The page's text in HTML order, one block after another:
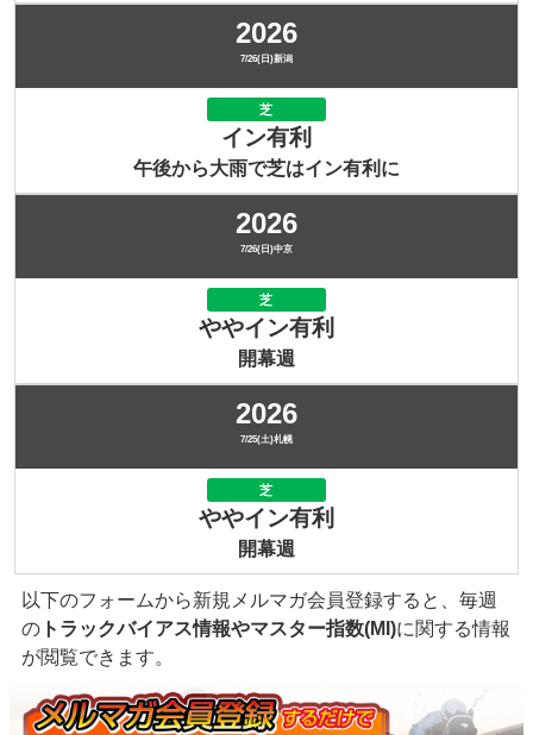
2026
7/26(日)新潟
芝
イン有利
午後から大雨で芝はイン有利に
2026
7/26(日)中京
芝
ややイン有利
開幕週
2026
7/25(土)札幌
芝
ややイン有利
開幕週
以下のフォームから新規メルマガ会員登録すると、毎週
の トラックバイアス情報やマスター指数(MI)に関する情報
が閲覧できます。